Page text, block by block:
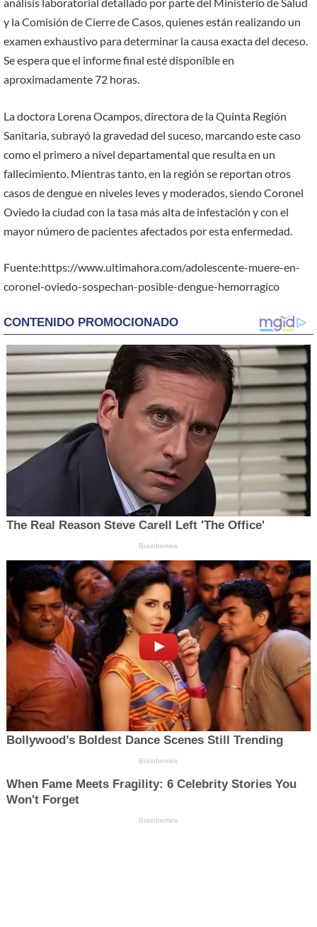
y la Comisión de Cierre de Casos, quienes están realizando un
examen exhaustivo para determinar la causa exacta del deceso.
Se espera que el informe final esté disponible en
aproximadamente 72 horas.
La doctora Lorena Ocampos, directora de la Quinta Región
Sanitaria, subrayó la gravedad del suceso, marcando este caso
como el primero a nivel departamental que resulta en un
fallecimiento. Mientras tanto, en la región se reportan otros
casos de dengue en niveles leves y moderados, siendo Coronel
Oviedo la ciudad con la tasa más alta de infestación y con el
mayor número de pacientes afectados por esta enfermedad.
Fuente:https://www.ultimahora.com/adolescente-muere-en-
coronel-oviedo-sospechan-posible-dengue-hemorragico